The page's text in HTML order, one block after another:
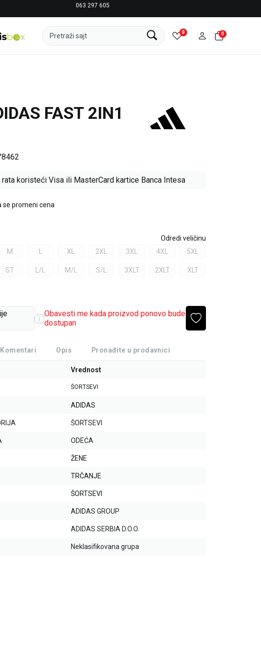
063 297 605
Pretraži sajt 0 0
FAST 2IN1
rata koristeći Visa ili MasterCard kartice Banca Intesa
se promeni cena
Odredi veličinu
M XL 2XL 3XL 4XL 5XL
ST L/L M/L S/L 3XLT 2XLT XLT
Obavesti me kada proizvod ponovo bude
dostupan
Komentari Opis Pronađite u prodavnici
Vrednost
ŠORTSEVI
ADIDAS
ŠORTSEVI
ODEĆA
ŽENE
TRČANJE
ŠORTSEVI
ADIDAS GROUP
ADIDAS SERBIA D.O.O.
Neklasifikovana grupa